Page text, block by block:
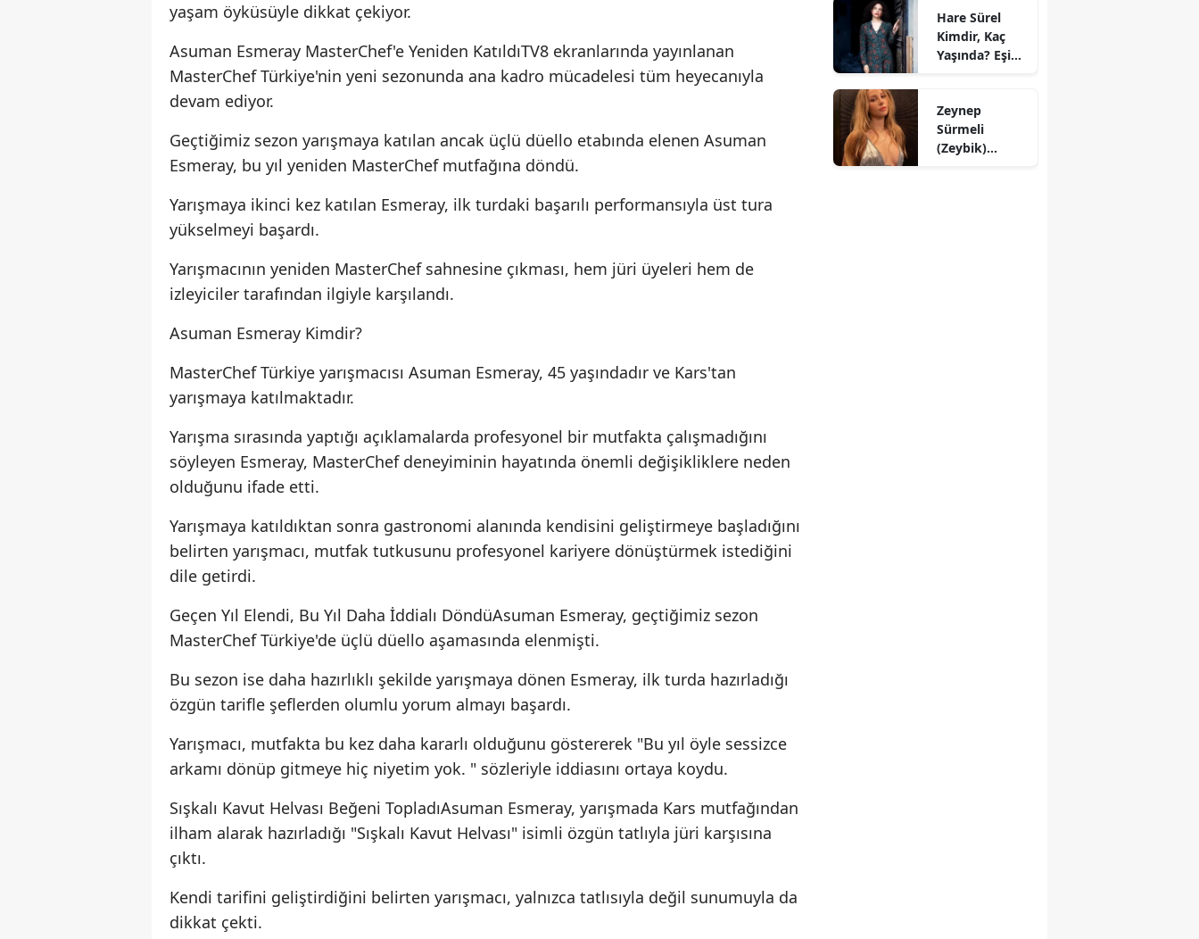
yaşam öyküsüyle dikkat çekiyor.
Asuman Esmeray MasterChef'e Yeniden KatıldıTV8 ekranlarında yayınlanan
MasterChef Türkiye'nin yeni sezonunda ana kadro mücadelesi tüm heyecanıyla
devam ediyor.
Geçtiğimiz sezon yarışmaya katılan ancak üçlü düello etabında elenen Asuman
Esmeray, bu yıl yeniden MasterChef mutfağına döndü.
Yarışmaya ikinci kez katılan Esmeray, ilk turdaki başarılı performansıyla üst tura
yükselmeyi başardı.
Yarışmacının yeniden MasterChef sahnesine çıkması, hem jüri üyeleri hem de
izleyiciler tarafından ilgiyle karşılandı.
Asuman Esmeray Kimdir?
MasterChef Türkiye yarışmacısı Asuman Esmeray, 45 yaşındadır ve Kars'tan
yarışmaya katılmaktadır.
Yarışma sırasında yaptığı açıklamalarda profesyonel bir mutfakta çalışmadığını
söyleyen Esmeray, MasterChef deneyiminin hayatında önemli değişikliklere neden
olduğunu ifade etti.
Yarışmaya katıldıktan sonra gastronomi alanında kendisini geliştirmeye başladığını
belirten yarışmacı, mutfak tutkusunu profesyonel kariyere dönüştürmek istediğini
dile getirdi.
Geçen Yıl Elendi, Bu Yıl Daha İddialı DöndüAsuman Esmeray, geçtiğimiz sezon
MasterChef Türkiye'de üçlü düello aşamasında elenmişti.
Bu sezon ise daha hazırlıklı şekilde yarışmaya dönen Esmeray, ilk turda hazırladığı
özgün tarifle şeflerden olumlu yorum almayı başardı.
Yarışmacı, mutfakta bu kez daha kararlı olduğunu göstererek "Bu yıl öyle sessizce
arkamı dönüp gitmeye hiç niyetim yok. " sözleriyle iddiasını ortaya koydu.
Sışkalı Kavut Helvası Beğeni TopladıAsuman Esmeray, yarışmada Kars mutfağından
ilham alarak hazırladığı "Sışkalı Kavut Helvası" isimli özgün tatlıyla jüri karşısına
çıktı.
Kendi tarifini geliştirdiğini belirten yarışmacı, yalnızca tatlısıyla değil sunumuyla da
dikkat çekti.
ve Hangi
Kanalda?
Hare Sürel
Kimdir, Kaç
Yaşında? Eşi
Dizilerde
Oynadı?
Zeynep
Sürmeli
(Zeybik)